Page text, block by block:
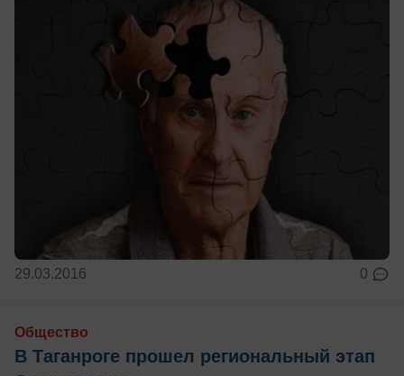
29.03.2016 0
Общество
В Таганроге прошел региональный этап